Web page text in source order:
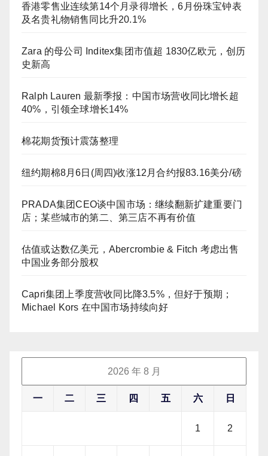
香港零售业连续第14个月录得增长，6月份珠宝钟表
及名贵礼物销售同比升20.1%
Zara 的母公司 Inditex集团市值超 1830亿欧元，创历
史新高
Ralph Lauren 最新季报：中国市场营收同比增长超
40%，引领全球增长14%
棉花期货预计震荡整理
纽约期棉8月6日(周四)收涨12月合约报83.16美分/磅
PRADA集团CEO谈中国市场：继续翻新扩建重要门
店；某些城市的第二、第三店不再有价值
估值或达数亿美元，Abercrombie & Fitch 考虑出售
中国业务部分股权
Capri集团上季度营收同比降3.5%，但好于预期；
Michael Kors 在中国市场持续向好
2026 年 8 月
一 二 三 四 五 六 日
1 2